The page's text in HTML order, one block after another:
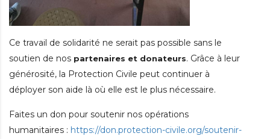
Ce travail de solidarité ne serait pas possible sans le
soutien de nos partenaires et donateurs. Grâce à leur
générosité, la Protection Civile peut continuer à
déployer son aide là où elle est le plus nécessaire.
Faites un don pour soutenir nos opérations
humanitaires : https://don.protection-civile.org/soutenir-